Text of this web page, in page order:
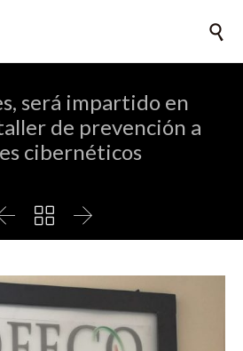

será impartido en
de prevención a
cibernéticos
 